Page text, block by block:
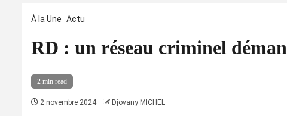
À la Une Actu
RD : un réseau criminel
2 min read
2 novembre 2024 Djovany MICHEL